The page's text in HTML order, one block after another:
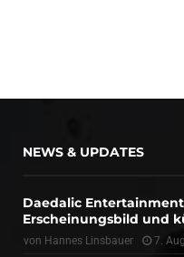
NEWS & UPDATES
Daedalic
Erscheinungsbild und
von Hannes Linsbauer 7.